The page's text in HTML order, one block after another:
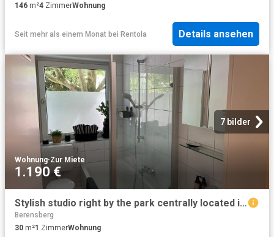
146 m²4 ZimmerWohnung
Seit mehr als einem Monat bei Rentola Details ansehen
7 bilder
Wohnung·Zur Miete
1.190 €
Stylish studio right by the park centrally located in Aachen Burtscheid, Aachen Amsterdam Apartments for Rent
Berensberg
30 m²1 ZimmerWohnung